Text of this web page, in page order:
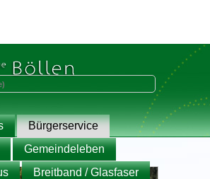
Bürgerservice
Gemeindeleben
Breitband / Glasfaser